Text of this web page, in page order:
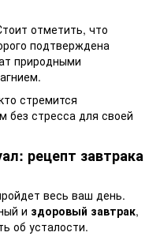
отметить, что
подтверждена
природными
стремится
без стресса для своей
рецепт завтрака
весь ваш день.
и здоровый завтрак,
об усталости.